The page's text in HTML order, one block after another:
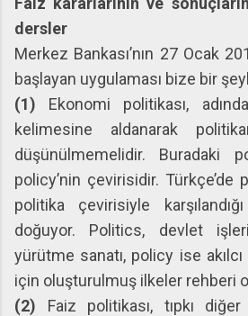
dersler
Merkez Bankası’nın 27 Ocak
başlayan uygulaması bize bir
(1) Ekonomi politikası,
kelimesine aldanarak
düşünülmemelidir. Buradaki
policy’nin çevirisidir.
politika çevirisiyle
doğuyor. Politics, devlet
yürütme sanatı, policy ise
için oluşturulmuş ilkeler rehberi
(2) Faiz politikası, tıpkı